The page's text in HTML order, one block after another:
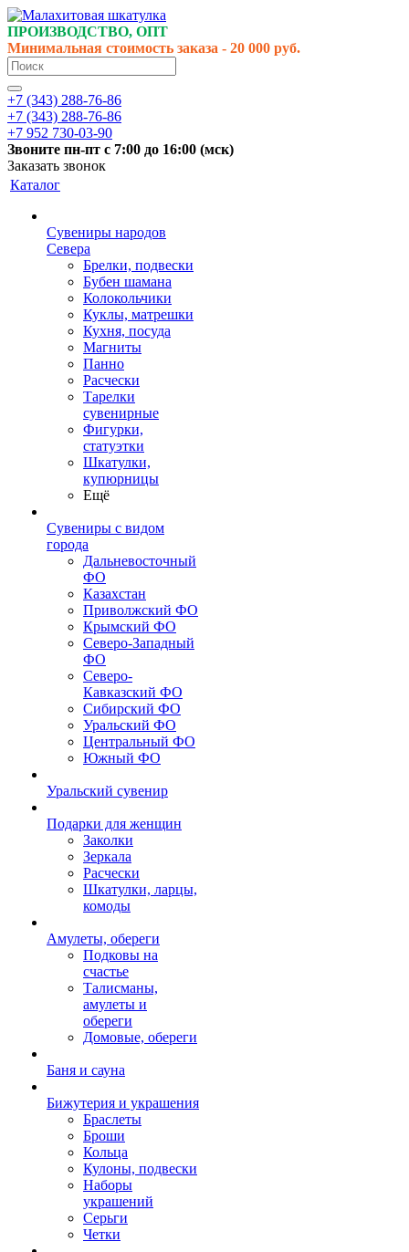
ПРОИЗВОДСТВО, ОПТ
Минимальная стоимость заказа - 20 000 руб.
+7 (343) 288-76-86
+7 (343) 288-76-86
+7 952 730-03-90
Звоните пн-пт с 7:00 до 16:00 (мск)
Заказать звонок
Каталог
Сувениры народов
Севера
Брелки, подвески
Бубен шамана
Колокольчики
Куклы, матрешки
Кухня, посуда
Магниты
Панно
Расчески
Тарелки
сувенирные
Фигурки,
статуэтки
Шкатулки,
купюрницы
Ещё
Сувениры с видом
города
Дальневосточный
ФО
Казахстан
Приволжский ФО
Крымский ФО
Северо-Западный
ФО
Северо-
Кавказский ФО
Сибирский ФО
Уральский ФО
Центральный ФО
Южный ФО
Уральский сувенир
Подарки для женщин
Заколки
Зеркала
Расчески
Шкатулки, ларцы,
комоды
Амулеты, обереги
Подковы на
счастье
Талисманы,
амулеты и
обереги
Домовые, обереги
Баня и сауна
Бижутерия и украшения
Браслеты
Броши
Кольца
Кулоны, подвески
Наборы
украшений
Серьги
Четки